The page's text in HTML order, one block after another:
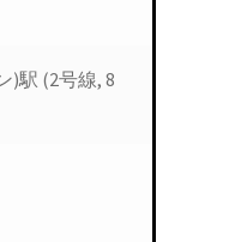
)駅 (2号線, 8